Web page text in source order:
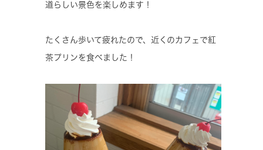
道らしい景色を楽しめます！
たくさん歩いて疲れたので、近くのカフェで紅
茶プリンを食べました！